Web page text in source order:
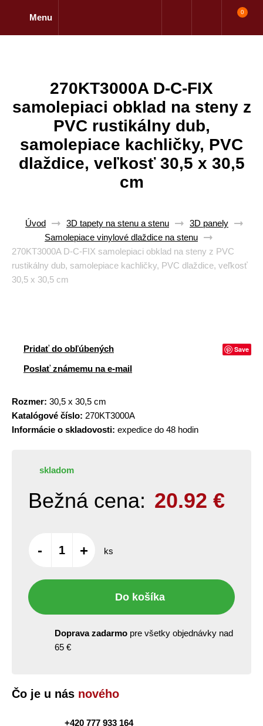
Menu
0
270KT3000A D-C-FIX
samolepiaci obklad na steny z
PVC rustikálny dub,
samolepiace kachličky, PVC
dlaždice, veľkosť 30,5 x 30,5
cm
Úvod 3D tapety na stenu a stenu
3D panely
Samolepiace vinylové dlaždice na stenu
270KT3000A D-C-FIX samolepiaci obklad na steny z PVC
rustikálny dub, samolepiace kachličky, PVC dlaždice, veľkosť
30,5 x 30,5 cm
Pridať do obľúbených Save
Poslať známemu na e-mail
Rozmer: 30,5 x 30,5 cm
Katalógové číslo: 270KT3000A
Informácie o skladovosti: expedice do 48 hodin
skladom
Bežná cena: 20.92 €
- + ks
Do košíka
Doprava zadarmo pre všetky objednávky nad
65 €
Čo je u nás nového
+420 777 933 164